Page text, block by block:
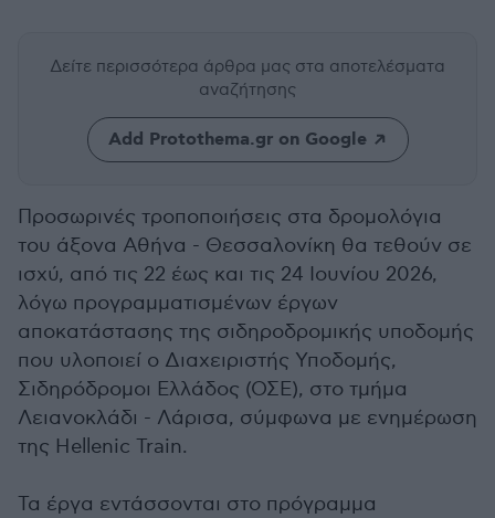
Δείτε περισσότερα άρθρα μας στα αποτελέσματα
αναζήτησης
Add Protothema.gr on Google
Προσωρινές τροποποιήσεις στα δρομολόγια
του άξονα Αθήνα - Θεσσαλονίκη θα τεθούν σε
ισχύ, από τις 22 έως και τις 24 Ιουνίου 2026,
λόγω προγραμματισμένων έργων
αποκατάστασης της σιδηροδρομικής υποδομής
που υλοποιεί ο Διαχειριστής Υποδομής,
Σιδηρόδρομοι Ελλάδος (ΟΣΕ), στο τμήμα
Λειανοκλάδι - Λάρισα, σύμφωνα με ενημέρωση
της Hellenic Train.
Τα έργα εντάσσονται στο πρόγραμμα